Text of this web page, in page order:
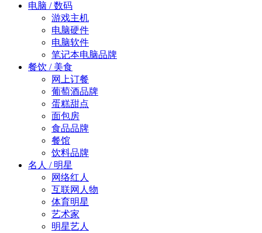
电脑 / 数码
游戏主机
电脑硬件
电脑软件
笔记本电脑品牌
餐饮 / 美食
网上订餐
葡萄酒品牌
蛋糕甜点
面包房
食品品牌
餐馆
饮料品牌
名人 / 明星
网络红人
互联网人物
体育明星
艺术家
明星艺人